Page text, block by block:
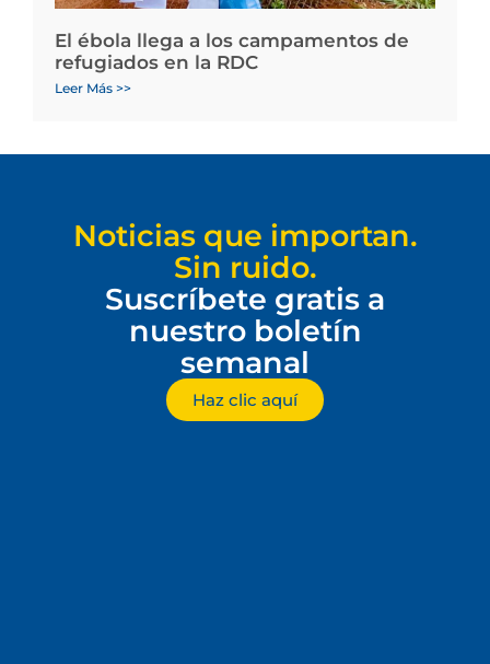
El ébola llega a los campamentos de
refugiados en la RDC
Leer Más >>
Noticias que importan.
Sin ruido.
Suscríbete gratis a
nuestro boletín
semanal
Haz clic aquí